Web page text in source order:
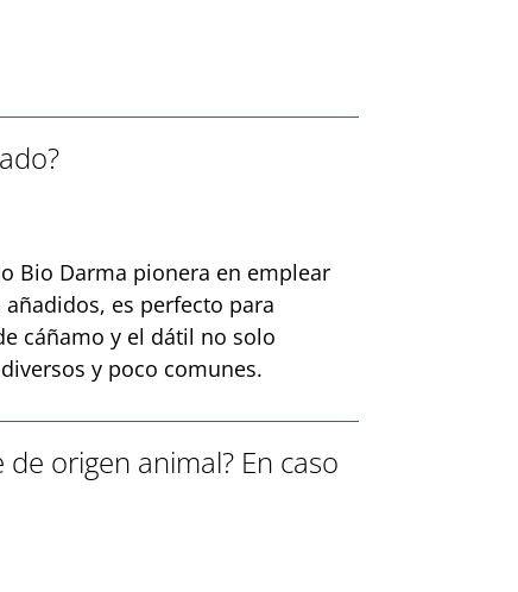
Bio Darma pionera en emplear
es perfecto para
cáñamo y el dátil no solo
y poco comunes.
origen animal? En caso